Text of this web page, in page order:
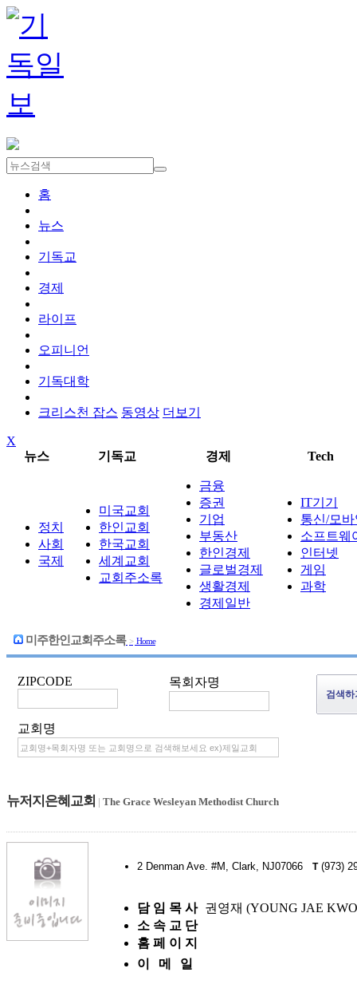
홈
뉴스
기독교
경제
라이프
오피니언
기독대학
크리스천 잡스 동영상 더보기
X
뉴스
기독교 경제 Tech
정치
사회
국제
미국교회
한인교회
한국교회
세계교회
교회주소록
금융
증권
기업
부동산
한인경제
글로벌경제
생활경제
경제일반
IT기기
통신/모
소프트웨
인터넷
게임
과학
미주한인교회주소록 > Home
ZIPCODE 목회자명
교회명
뉴저지은혜교회 | The Grace Wesleyan Methodist Church
2 Denman Ave. #M, Clark, NJ07066 T(973)
담 임 목 사 권영재 (YOUNG JAE
소 속 교 단
홈 페 이 지
이 메 일